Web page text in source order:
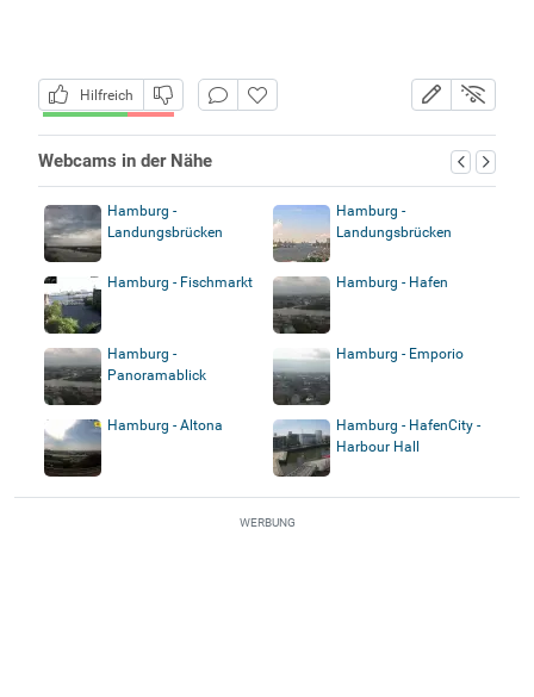
Hilfreich
Webcams in der Nähe
Hamburg -
Landungsbrücken
Hamburg -
Landungsbrücken
Hamburg - Fischmarkt Hamburg - Hafen
Hamburg -
Panoramablick
Hamburg - Emporio
Hamburg - Altona
Hamburg - HafenCity -
Harbour Hall
WERBUNG